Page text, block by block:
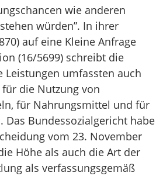
wie anderen
würden”. In ihrer
auf eine Kleine Anfrage
(16/5699) schreibt die
Leistungen umfassten auch
die Nutzung von
für Nahrungsmittel und für
Das Bundessozialgericht habe
vom 23. November
Höhe als auch die Art der
als verfassungsgemäß